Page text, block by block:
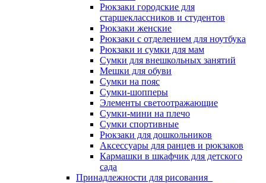
Рюкзаки городские для
старшеклассников и студентов
Рюкзаки женские
Рюкзаки с отделением для ноутбука
Рюкзаки и сумки для мам
Сумки для внешкольных занятий
Мешки для обуви
Сумки на пояс
Сумки-шопперы
Элементы светоотражающие
Сумки-мини на плечо
Сумки спортивные
Рюкзаки для дошкольников
Аксессуары для ранцев и рюкзаков
Кармашки в шкафчик для детского
сада
Принадлежности для рисования